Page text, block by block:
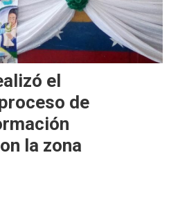
el
de
la zona